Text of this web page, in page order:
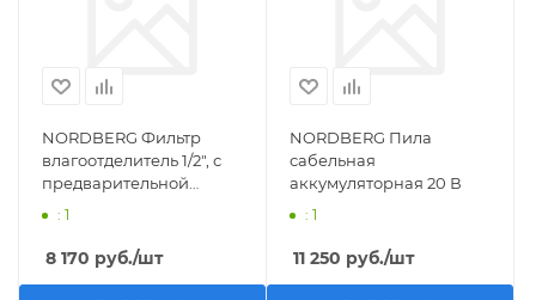
NORDBERG Фильтр
влагоотделитель 1/2", с
предварительной
фильтрацией
: 1
8 170 руб./шт
NORDBERG Пила
сабельная
аккумуляторная 20 В
: 1
11 250 руб./шт